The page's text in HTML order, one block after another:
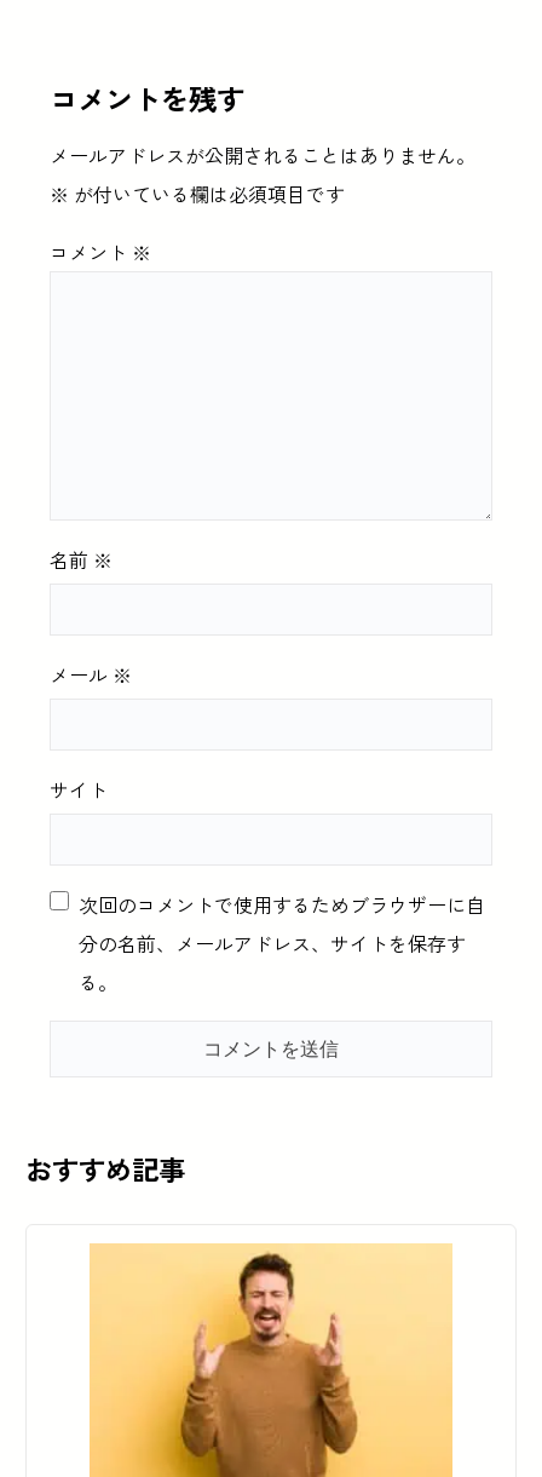
コメントを残す
メールアドレスが公開されることはありません。
※ が付いている欄は必須項目です
コメント ※
名前 ※
メール ※
サイト
次回のコメントで使用するためブラウザーに自
分の名前、メールアドレス、サイトを保存す
る。
おすすめ記事